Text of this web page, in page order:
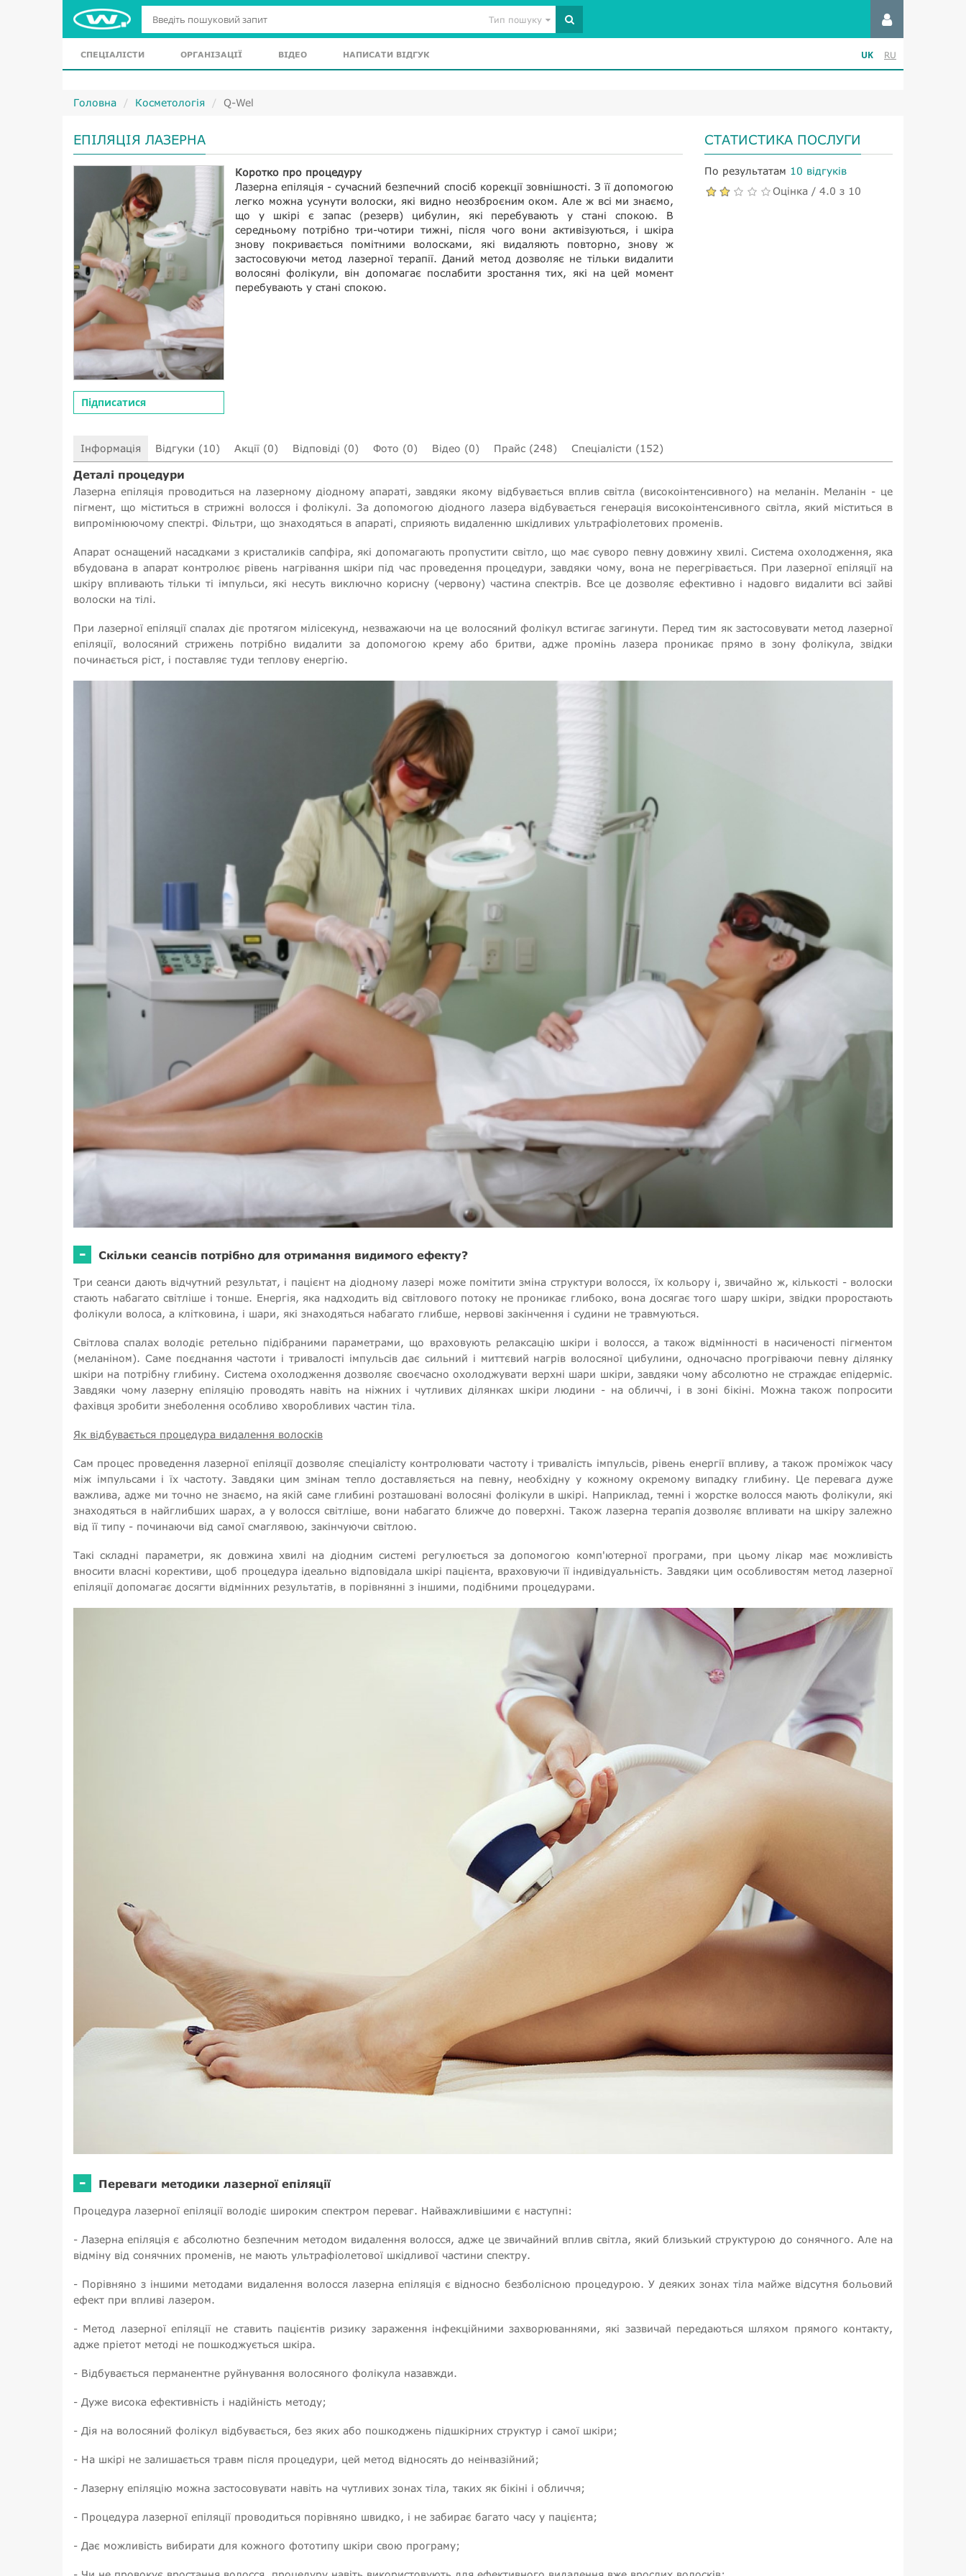
Тип пошуку
СПЕЦІАЛІСТИ ОРГАНІЗАЦІЇ ВІДЕО НАПИСАТИ ВІДГУК UK RU
Головна Косметологія Q-Wel
ЕПІЛЯЦІЯ ЛАЗЕРНА
Підписатися
Коротко про процедуру
Лазерна епіляція - сучасний безпечний спосіб корекції зовнішності. З її допомогою
легко можна усунути волоски, які видно неозброєним оком. Але ж всі ми знаємо,
що у шкірі є запас (резерв) цибулин, які перебувають у стані спокою. В
середньому потрібно три-чотири тижні, після чого вони активізуються, і шкіра
знову покривається помітними волосками, які видаляють повторно, знову ж
застосовуючи метод лазерної терапії. Даний метод дозволяє не тільки видалити
волосяні фолікули, він допомагає послабити зростання тих, які на цей момент
перебувають у стані спокою.
СТАТИСТИКА ПОСЛУГИ
По результатам 10 відгуків
Оцінка / 4.0 з 10
Інформація Відгуки (10) Акції (0) Відповіді (0) Фото (0) Відео (0) Прайс (248) Спеціалісти (152)
Деталі процедури
Лазерна епіляція проводиться на лазерному діодному апараті, завдяки якому відбувається вплив світла (високоінтенсивного) на меланін. Меланін - це
пігмент, що міститься в стрижні волосся і фолікулі. За допомогою діодного лазера відбувається генерація високоінтенсивного світла, який міститься в
випромінюючому спектрі. Фільтри, що знаходяться в апараті, сприяють видаленню шкідливих ультрафіолетових променів.
Апарат оснащений насадками з кристаликів сапфіра, які допомагають пропустити світло, що має суворо певну довжину хвилі. Система охолодження, яка
вбудована в апарат контролює рівень нагрівання шкіри під час проведення процедури, завдяки чому, вона не перегрівається. При лазерної епіляції на
шкіру впливають тільки ті імпульси, які несуть виключно корисну (червону) частина спектрів. Все це дозволяє ефективно і надовго видалити всі зайві
волоски на тілі.
При лазерної епіляції спалах діє протягом мілісекунд, незважаючи на це волосяний фолікул встигає загинути. Перед тим як застосовувати метод лазерної
епіляції, волосяний стрижень потрібно видалити за допомогою крему або бритви, адже промінь лазера проникає прямо в зону фолікула, звідки
починається ріст, і поставляє туди теплову енергію.
- Скільки сеансів потрібно для отримання видимого ефекту?
Три сеанси дають відчутний результат, і пацієнт на діодному лазері може помітити зміна структури волосся, їх кольору і, звичайно ж, кількості - волоски
стають набагато світліше і тонше. Енергія, яка надходить від світлового потоку не проникає глибоко, вона досягає того шару шкіри, звідки проростають
фолікули волоса, а клітковина, і шари, які знаходяться набагато глибше, нервові закінчення і судини не травмуються.
Світлова спалах володіє ретельно підібраними параметрами, що враховують релаксацію шкіри і волосся, а також відмінності в насиченості пігментом
(меланіном). Саме поєднання частоти і тривалості імпульсів дає сильний і миттєвий нагрів волосяної цибулини, одночасно прогріваючи певну ділянку
шкіри на потрібну глибину. Система охолодження дозволяє своєчасно охолоджувати верхні шари шкіри, завдяки чому абсолютно не страждає епідерміс.
Завдяки чому лазерну епіляцію проводять навіть на ніжних і чутливих ділянках шкіри людини - на обличчі, і в зоні бікіні. Можна також попросити
фахівця зробити знеболення особливо хворобливих частин тіла.
Як відбувається процедура видалення волосків
Сам процес проведення лазерної епіляції дозволяє спеціалісту контролювати частоту і тривалість імпульсів, рівень енергії впливу, а також проміжок часу
між імпульсами і їх частоту. Завдяки цим змінам тепло доставляється на певну, необхідну у кожному окремому випадку глибину. Це перевага дуже
важлива, адже ми точно не знаємо, на якій саме глибині розташовані волосяні фолікули в шкірі. Наприклад, темні і жорстке волосся мають фолікули, які
знаходяться в найглибших шарах, а у волосся світліше, вони набагато ближче до поверхні. Також лазерна терапія дозволяє впливати на шкіру залежно
від її типу - починаючи від самої смаглявою, закінчуючи світлою.
Такі складні параметри, як довжина хвилі на діодним системі регулюється за допомогою комп'ютерної програми, при цьому лікар має можливість
вносити власні корективи, щоб процедура ідеально відповідала шкірі пацієнта, враховуючи її індивідуальність. Завдяки цим особливостям метод лазерної
епіляції допомагає досягти відмінних результатів, в порівнянні з іншими, подібними процедурами.
- Переваги методики лазерної епіляції
Процедура лазерної епіляції володіє широким спектром переваг. Найважливішими є наступні:
- Лазерна епіляція є абсолютно безпечним методом видалення волосся, адже це звичайний вплив світла, який близький структурою до сонячного. Але на
відміну від сонячних променів, не мають ультрафіолетової шкідливої частини спектру.
- Порівняно з іншими методами видалення волосся лазерна епіляція є відносно безболісною процедурою. У деяких зонах тіла майже відсутня больовий
ефект при впливі лазером.
- Метод лазерної епіляції не ставить пацієнтів ризику зараження інфекційними захворюваннями, які зазвичай передаються шляхом прямого контакту,
адже пріетот методі не пошкоджується шкіра.
- Відбувається перманентне руйнування волосяного фолікула назавжди.
- Дуже висока ефективність і надійність методу;
- Дія на волосяний фолікул відбувається, без яких або пошкоджень підшкірних структур і самої шкіри;
- На шкірі не залишається травм після процедури, цей метод відносять до неінвазійний;
- Лазерну епіляцію можна застосовувати навіть на чутливих зонах тіла, таких як бікіні і обличчя;
- Процедура лазерної епіляції проводиться порівняно швидко, і не забирає багато часу у пацієнта;
- Дає можливість вибирати для кожного фототипу шкіри свою програму;